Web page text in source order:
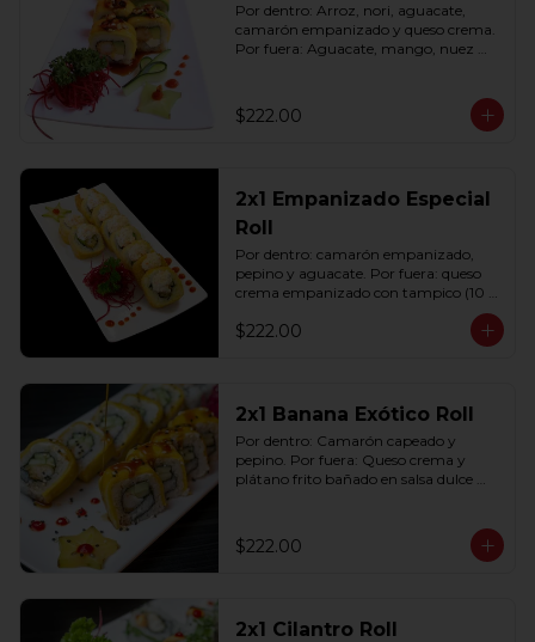
Por dentro: Arroz, nori, aguacate,
camarón empanizado y queso crema.
Por fuera: Aguacate, mango, nuez
$222.00
2x1 Empanizado Especial
Roll
Por dentro: camarón empanizado,
pepino y aguacate. Por fuera: queso
crema empanizado con tampico (10
$222.00
2x1 Banana Exótico Roll
Por dentro: Camarón capeado y
pepino. Por fuera: Queso crema y
plátano frito bañado en salsa dulce
$222.00
2x1 Cilantro Roll